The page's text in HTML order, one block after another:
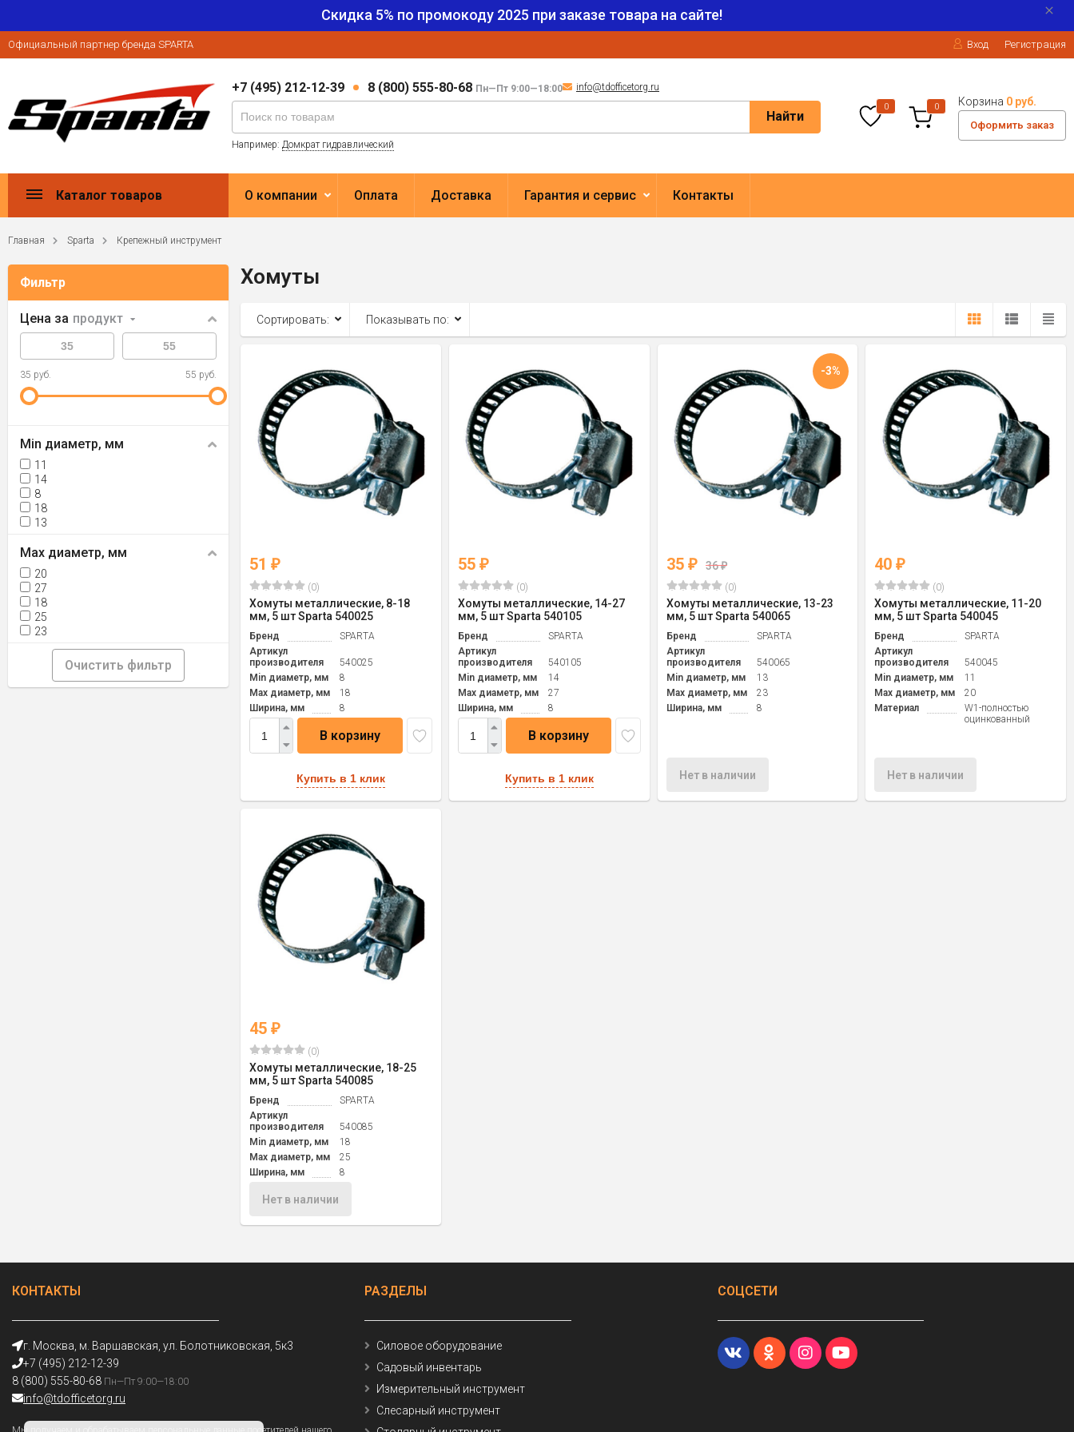
Скидка 5% по промокоду 2025 при заказе товара на сайте!
Официальный партнер бренда SPARTA Вход Регистрация
+7 (495) 212-12-39 8 (800) 555-80-68 Пн—Пт 9:00—18:00 info@tdofficetorg.ru
Найти
Например: Домкрат гидравлический
0 0 Корзина 0 руб.
Оформить заказ
Каталог товаров О компании Оплата Доставка Гарантия и сервис Контакты
Главная Sparta Крепежный инструмент
Фильтр
Цена за продукт
35 руб. 55 руб.
Min диаметр, мм
11
14
8
18
13
Max диаметр, мм
20
27
18
25
23
Очистить фильтр
Хомуты
Сортировать: Показывать по:
51₽
(0)
Хомуты металлические, 8-18
мм, 5 шт Sparta 540025
Бренд
SPARTA
Артикул
производителя
540025
Min диаметр, мм
8
Max диаметр, мм
18
Ширина, мм
8
В корзину
Купить в 1 клик
55 ₽
(0)
Хомуты металлические, 14-27
мм, 5 шт Sparta 540105
Бренд
SPARTA
Артикул
производителя
540105
Min диаметр, мм
14
Max диаметр, мм
27
Ширина, мм
8
В корзину
Купить в 1 клик
-3%
35 ₽ 36₽
(0)
Хомуты металлические, 13-23
мм, 5 шт Sparta 540065
Бренд
SPARTA
Артикул
производителя
540065
Min диаметр, мм
13
Max диаметр, мм
23
Ширина, мм
8
Нет в наличии
40₽
(0)
Хомуты металлические, 11-20
мм, 5 шт Sparta 540045
Бренд
SPARTA
Артикул
производителя
540045
Min диаметр, мм
11
Max диаметр, мм
20
Материал
W1-полностью
оцинкованный
Нет в наличии
45₽
(0)
Хомуты металлические, 18-25
мм, 5 шт Sparta 540085
Бренд
SPARTA
Артикул
производителя
540085
Min диаметр, мм
18
Max диаметр, мм
25
Ширина, мм
8
Нет в наличии
КОНТАКТЫ
г. Москва, м. Варшавская, ул. Болотниковская, 5к3
+7 (495) 212-12-39
8 (800) 555-80-68 Пн—Пт 9:00—18:00
info@tdofficetorg.ru
РАЗДЕЛЫ
Силовое оборудование
Садовый инвентарь
Измерительный инструмент
Слесарный инструмент
СОЦСЕТИ